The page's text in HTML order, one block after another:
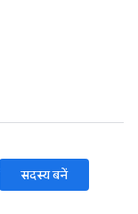
सदस्य बनें